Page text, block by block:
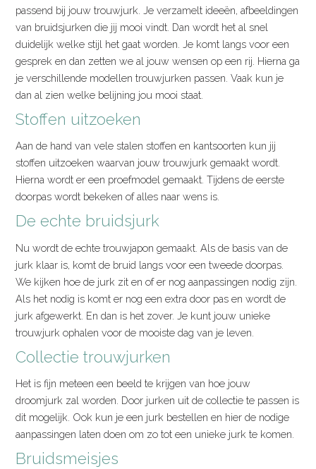
passend bij jouw trouwjurk. Je verzamelt ideeën, afbeeldingen
van bruidsjurken die jij mooi vindt. Dan wordt het al snel
duidelijk welke stijl het gaat worden. Je komt langs voor een
gesprek en dan zetten we al jouw wensen op een rij. Hierna ga
je verschillende modellen trouwjurken passen. Vaak kun je
dan al zien welke belijning jou mooi staat.
Stoffen uitzoeken
Aan de hand van vele stalen stoffen en kantsoorten kun jij
stoffen uitzoeken waarvan jouw trouwjurk gemaakt wordt.
Hierna wordt er een proefmodel gemaakt. Tijdens de eerste
doorpas wordt bekeken of alles naar wens is.
De echte bruidsjurk
Nu wordt de echte trouwjapon gemaakt. Als de basis van de
jurk klaar is, komt de bruid langs voor een tweede doorpas.
We kijken hoe de jurk zit en of er nog aanpassingen nodig zijn.
Als het nodig is komt er nog een extra door pas en wordt de
jurk afgewerkt. En dan is het zover. Je kunt jouw unieke
trouwjurk ophalen voor de mooiste dag van je leven.
Collectie trouwjurken
Het is fijn meteen een beeld te krijgen van hoe jouw
droomjurk zal worden. Door jurken uit de collectie te passen is
dit mogelijk. Ook kun je een jurk bestellen en hier de nodige
aanpassingen laten doen om zo tot een unieke jurk te komen.
Bruidsmeisjes